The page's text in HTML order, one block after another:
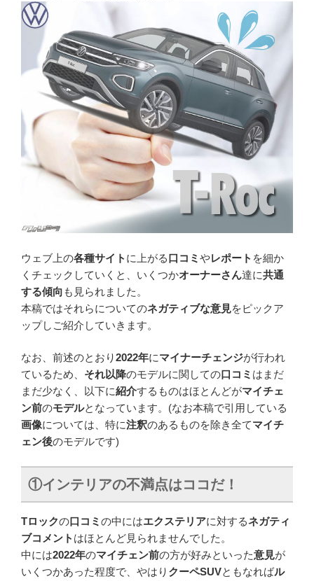
ウェブ上の各種サイト に上がる口コミ やレポート を細か
くチェックしていくと、いくつかオーナーさん達に共通
する傾向 も見られました。
本稿ではそれらについてのネガティブな意見をピックア
ップしご紹介していきます。
なお、前述のとおり2022年にマイナーチェンジが行われ
ているため、 それ以降のモデルに関しての口コミ はまだ
まだ少なく、以下に紹介するものはほとんどがマイチェ
ン前のモデルとなっています。(なお本稿で引用している
画像については、特に注釈のあるものを除き全てマイチ
ェン後のモデルです)
①インテリアの不満点はココだ！
Tロックの口コミ の中にはエクステリアに対するネガティ
ブコメント はほとんど見られませんでした。
中には2022年のマイチェン前の方が好みといった意見が
いくつかあった程度で、やはり クーペSUVともなればル